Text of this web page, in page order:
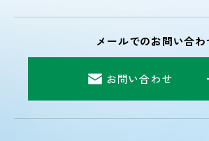
メールでのお問い合わ
お問い合わせ